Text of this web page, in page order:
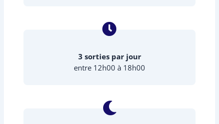
3 sorties par jour
entre 12h00 à 18h00